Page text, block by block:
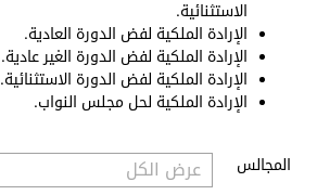
الاستثنائية.
الإرادة الملكية لفض الدورة العادية.
الإرادة الملكية لفض الدورة الغير عادية.
الإرادة الملكية لفض الدورة الاستثنائية.
الإرادة الملكية لحل مجلس النواب.
المجالس